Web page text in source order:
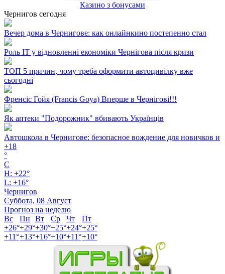
Казино з бонусами
Чернигов сегодня
Вечер дома в Чернигове: как онлайнкино постепенно стал
Роль ІТ у відновленні економіки Чернігова після кризи
ТОП 5 причин, чому треба оформити автоцивілку вже
сьогодні
Френсіс Гойя (Francis Goya) Вперше в Чернігові!!!
Як аптеки "Подорожник" вбивають Українців
Автошкола в Чернигове: безопасное вождение для новичков и
+18
°
C
H: +22°
L: +16°
Чернигов
Суббота, 08 Август
Прогноз на неделю
Вс
Пн Вт Ср Чт
Пт
+26°+29°+30°+25°+24°+25°
+11°+13°+16°+10°+11°+10°